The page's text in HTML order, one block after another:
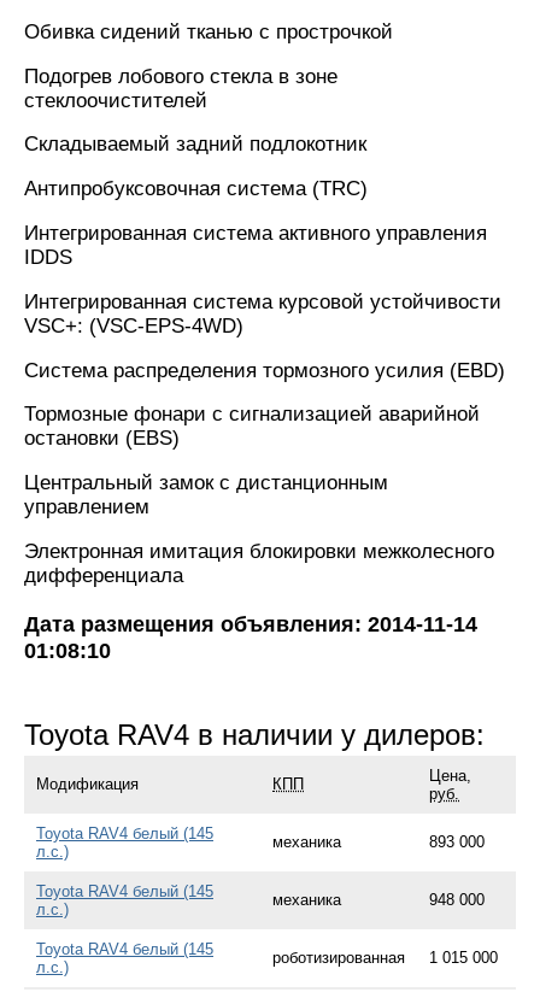
Обивка сидений тканью с прострочкой
Подогрев лобового стекла в зоне
стеклоочистителей
Складываемый задний подлокотник
Антипробуксовочная система (TRC)
Интегрированная система активного управления
IDDS
Интегрированная система курсовой устойчивости
VSC+: (VSC-EPS-4WD)
Система распределения тормозного усилия (EBD)
Тормозные фонари с сигнализацией аварийной
остановки (EBS)
Центральный замок с дистанционным
управлением
Электронная имитация блокировки межколесного
дифференциала
Дата размещения объявления: 2014-11-14
01:08:10
Toyota RAV4 в наличии у дилеров:
Модификация КПП
Цена,
руб.
Toyota RAV4 белый (145
л.с.)
механика 893 000
Toyota RAV4 белый (145
л.с.)
механика 948 000
Toyota RAV4 белый (145
л.с.)
роботизированная 1 015 000